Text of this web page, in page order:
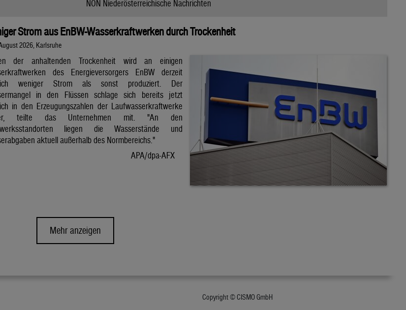
NÖN Niederösterreichische Nachrichten
Strom aus EnBW-Wasserkraftwerken durch Trockenheit
2026, Karlsruhe
der anhaltenden Trockenheit wird an einigen
des Energieversorgers EnBW derzeit
weniger Strom als sonst produziert. Der
in den Flüssen schlage sich bereits jetzt
in den Erzeugungszahlen der Laufwasserkraftwerke
teilte das Unternehmen mit. "An den
liegen die Wasserstände und
aktuell außerhalb des Normbereichs."
APA/dpa-AFX
Mehr anzeigen
Copyright © CISMO GmbH